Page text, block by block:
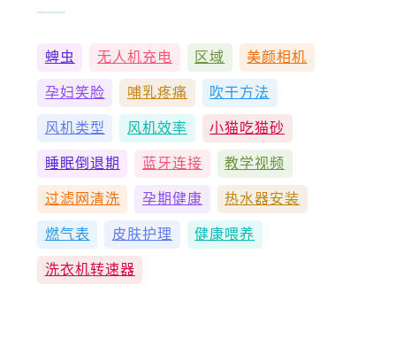
蜱虫 无人机充电 区域 美颜相机
孕妇笑脸 哺乳疼痛 吹干方法
风机类型 风机效率 小猫吃猫砂
睡眠倒退期 蓝牙连接 教学视频
过滤网清洗 孕期健康 热水器安装
燃气表 皮肤护理 健康喂养
洗衣机转速器